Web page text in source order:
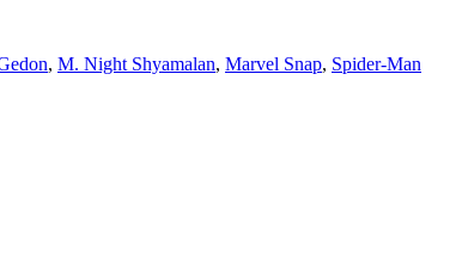
, M. Night Shyamalan, Marvel Snap, Spider-Man